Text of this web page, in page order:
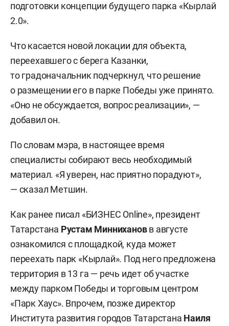
подготовки концепции будущего парка «Кырлай
2.0».
Что касается новой локации для объекта,
переехавшего с берега Казанки,
то градоначальник подчеркнул, что решение
о размещении его в парке Победы уже принято.
«Оно не обсуждается, вопрос реализации», —
добавил он.
По словам мэра, в настоящее время
специалисты собирают весь необходимый
материал. «Я уверен, нас приятно порадуют»,
— сказал Метшин.
Как ранее писал «БИЗНЕС Online», президент
Татарстана Рустам Миннихановв августе
ознакомился с площадкой, куда может
переехать парк «Кырлай». Под него предложена
территория в 13 га — речь идет об участке
между парком Победы и торговым центром
«Парк Хаус». Впрочем, позже директор
Института развития городов Татарстана Наиля